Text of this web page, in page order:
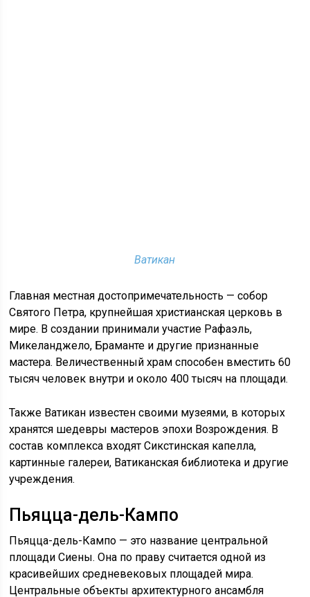
Ватикан
Главная местная достопримечательность — собор
Святого Петра, крупнейшая христианская церковь в
мире. В создании принимали участие Рафаэль,
Микеланджело, Браманте и другие признанные
мастера. Величественный храм способен вместить 60
тысяч человек внутри и около 400 тысяч на площади.
Также Ватикан известен своими музеями, в которых
хранятся шедевры мастеров эпохи Возрождения. В
состав комплекса входят Сикстинская капелла,
картинные галереи, Ватиканская библиотека и другие
учреждения.
Пьяцца-дель-Кампо
Пьяцца-дель-Кампо — это название центральной
площади Сиены. Она по праву считается одной из
красивейших средневековых площадей мира.
Центральные объекты архитектурного ансамбля